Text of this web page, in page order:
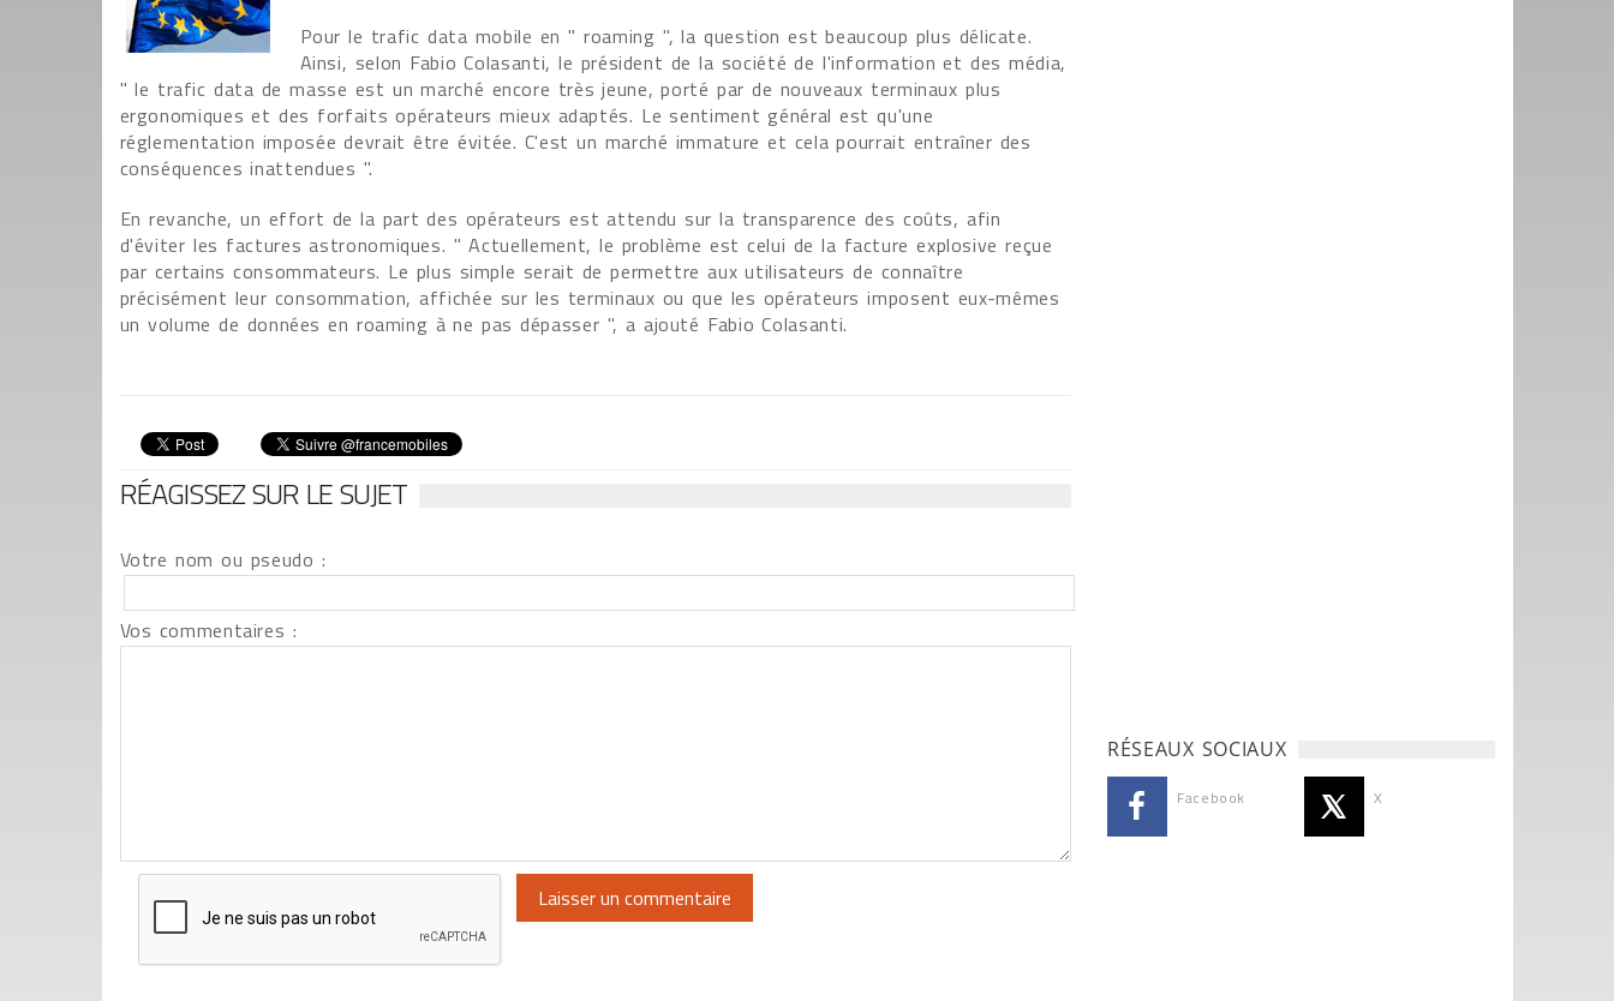
Pour le trafic data mobile en " roaming ", la question est beaucoup plus délicate.
Ainsi, selon Fabio Colasanti, le président de la société de l'information et des média,
" le trafic data de masse est un marché encore très jeune, porté par de nouveaux terminaux plus
ergonomiques et des forfaits opérateurs mieux adaptés. Le sentiment général est qu'une
réglementation imposée devrait être évitée. C'est un marché immature et cela pourrait entraîner des
conséquences inattendues ".
En revanche, un effort de la part des opérateurs est attendu sur la transparence des coûts, afin
d'éviter les factures astronomiques. " Actuellement, le problème est celui de la facture explosive reçue
par certains consommateurs. Le plus simple serait de permettre aux utilisateurs de connaître
précisément leur consommation, affichée sur les terminaux ou que les opérateurs imposent eux-mêmes
un volume de données en roaming à ne pas dépasser ", a ajouté Fabio Colasanti.
RÉAGISSEZ SUR LE SUJET
Votre nom ou pseudo :
Vos commentaires :
RÉSEAUX SOCIAUX
Facebook X